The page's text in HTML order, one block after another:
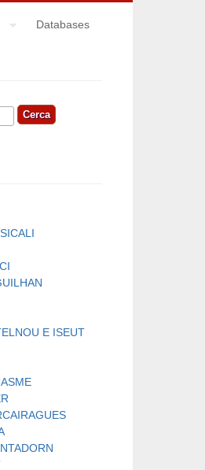
Databases
E ISEUT